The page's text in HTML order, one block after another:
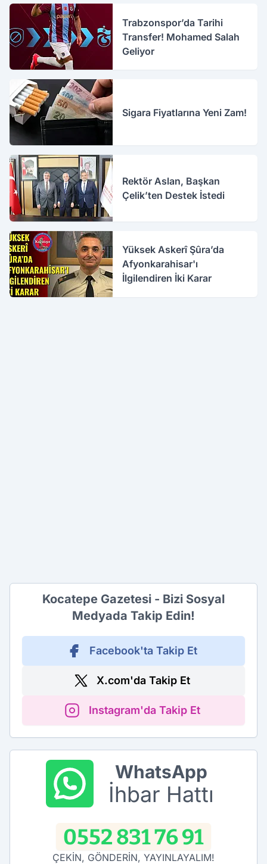
Trabzonspor’da Tarihi
Transfer! Mohamed Salah
Geliyor
Sigara Fiyatlarına Yeni Zam!
Rektör Aslan, Başkan
Çelik’ten Destek İstedi
Yüksek Askerî Şûra’da
Afyonkarahisar'ı
İlgilendiren İki Karar
Kocatepe Gazetesi - Bizi Sosyal
Medyada Takip Edin!
Facebook'ta Takip Et
X.com'da Takip Et
Instagram'da Takip Et
WhatsApp
İhbar Hattı
0552 831 76 91
ÇEKİN, GÖNDERİN, YAYINLAYALIM!